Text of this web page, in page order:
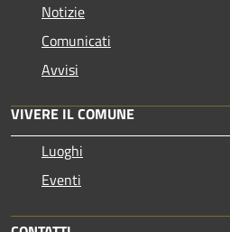
Notizie
Comunicati
Avvisi
VIVERE IL COMUNE
Luoghi
Eventi